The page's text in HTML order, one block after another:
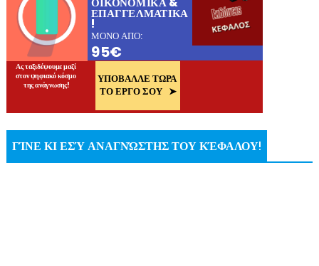
ΓΊΝΕ ΚΙ ΕΣΎ ΑΝΑΓΝΏΣΤΗΣ ΤΟΥ ΚΈΦΑΛΟΥ!